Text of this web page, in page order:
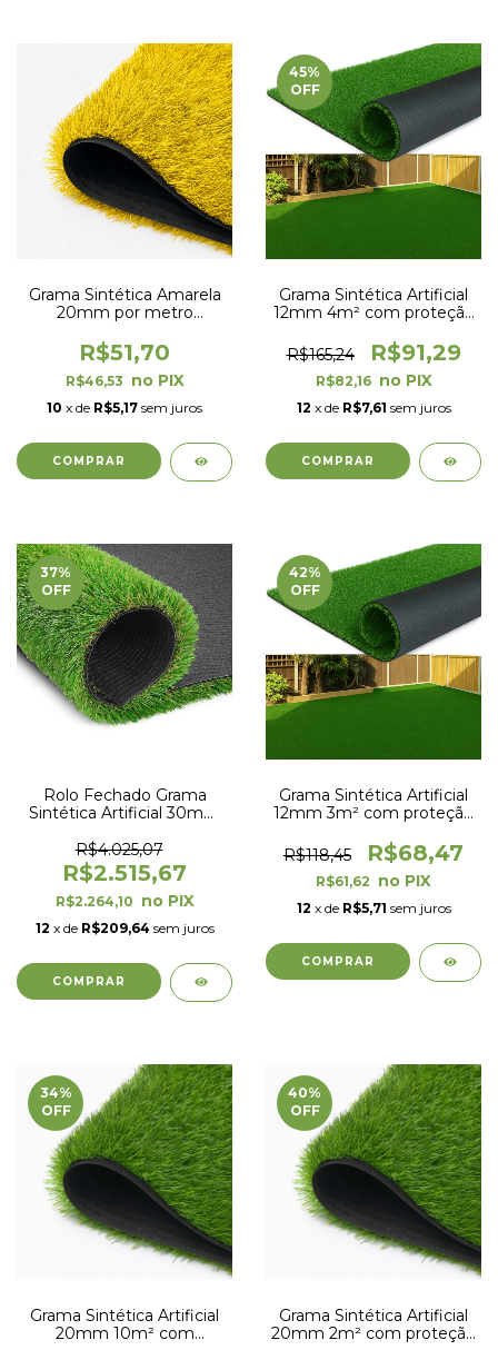
Grama Sintética Amarela
20mm por metro
UV e Anti-Fungo
R$51,70
R$46,53
10 x de R$5,17 sem juros
45%
OFF
Grama Sintética Artificial
12mm 4m² com proteção
2,00m
R$165,24 R$91,29
R$82,16
12 x de R$7,61 sem juros
37%
OFF
Rolo Fechado Grama
Sintética Artificial 30mm
Fungo 2,00 x 25,00m
(50m²)
R$4.025,07
R$2.515,67
R$2.264,10
12 x de R$209,64 sem juros
42%
OFF
Grama Sintética Artificial
12mm 3m² com proteção
1,50m
R$118,45 R$68,47
R$61,62
12 x de R$5,71 sem juros
34%
OFF
Grama Sintética Artificial
20mm 10m² com
40%
OFF
Grama Sintética Artificial
20mm 2m² com proteção